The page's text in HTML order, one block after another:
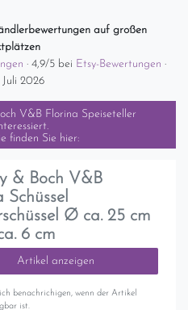
auf großen
· 4,9/5 bei Etsy-Bewertungen ·
2026
V&B Florina Speiseteller
finden Sie hier:
& Boch V&B
Schüssel
Ø ca. 25 cm
6 cm
Artikel anzeigen
benachrichigen, wenn der Artikel
ist.